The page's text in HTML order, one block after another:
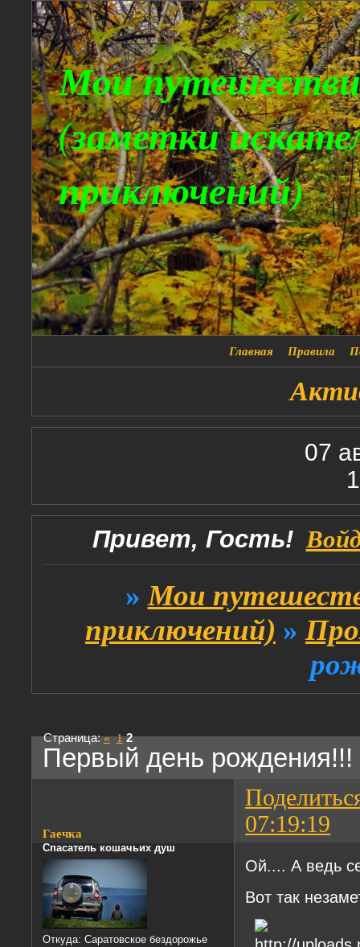
Мои
(заметки
приключений)
Главная Правила
07
Привет, Гость!
» Мои
приключений) »
Первый день рождения!!!
Страница:« 1 2
07:19:19
Гаечка
Спасатель кошачьих душ
Откуда: Саратовское бездорожье
Ой.... А ведь
Вот так